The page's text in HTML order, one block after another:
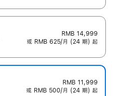
RMB 14,999
或 RMB 625/月 (24 期) 起
RMB 11,999
或 RMB 500/月 (24 期) 起